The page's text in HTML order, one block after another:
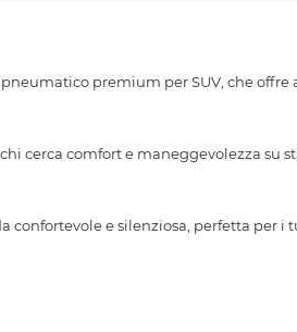
premium per SUV, che
cerca comfort e maneggevolezza su
confortevole e silenziosa, perfetta per i